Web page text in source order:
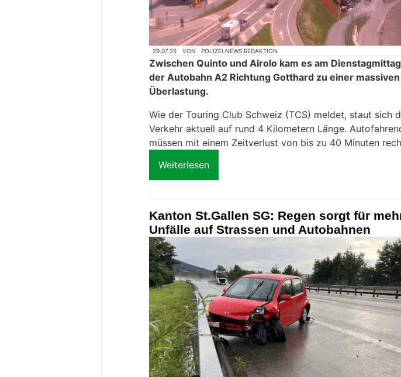
29.07.25 VON POLIZEI.NEWS REDAKTION
Zwischen Quinto und Airolo kam es am
der Autobahn A2 Richtung Gotthard zu einer massiven
Überlastung.
Wie der Touring Club Schweiz (TCS) meldet, staut sich
Verkehr aktuell auf rund 4 Kilometern Länge.
müssen mit einem Zeitverlust von bis zu 40 Minuten
Weiterlesen
Kanton St.Gallen SG: Regen sorgt für
Unfälle auf Strassen und Autobahnen